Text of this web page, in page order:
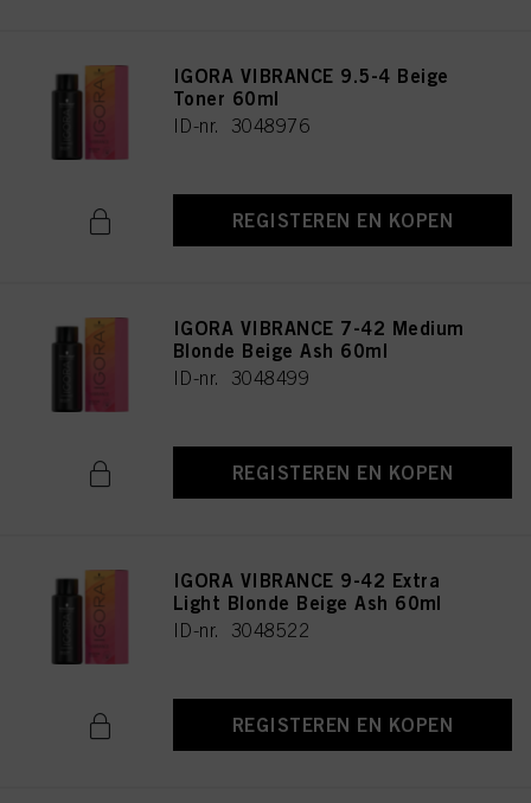
IGORA VIBRANCE 9.5-4 Beige
Toner 60ml
ID-nr. 3048976
REGISTEREN EN KOPEN
IGORA VIBRANCE 7-42 Medium
Blonde Beige Ash 60ml
ID-nr. 3048499
REGISTEREN EN KOPEN
IGORA VIBRANCE 9-42 Extra
Light Blonde Beige Ash 60ml
ID-nr. 3048522
REGISTEREN EN KOPEN